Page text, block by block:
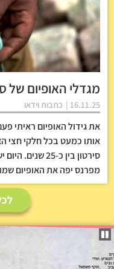
מגדלי האופיום של
16.11.25 | כתבות וידאו
אותו כמעט בכל חלקי חצי
סירטון בין כ-
מפרנס יפה את האופיום